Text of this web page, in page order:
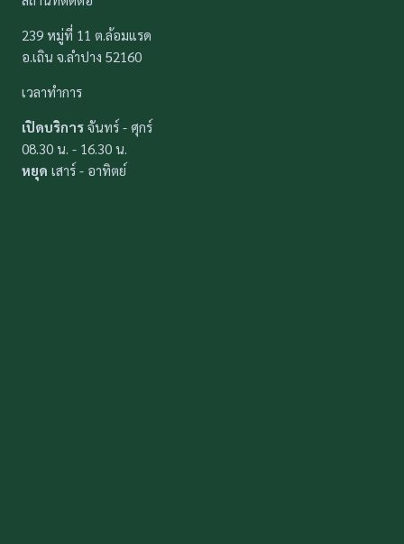
239 หมู่ที่ 11 ต.ล้อมแรด
อ.เถิน จ.ลำปาง 52160
เวลาทำการ
เปิดบริการ จันทร์ - ศุกร์
08.30 น. - 16.30 น.
หยุด เสาร์ - อาทิตย์